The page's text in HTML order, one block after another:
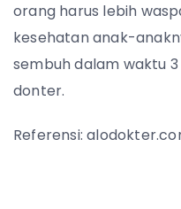
orang harus lebih
kesehatan anak-
sembuh dalam waktu
donter.
Referensi: